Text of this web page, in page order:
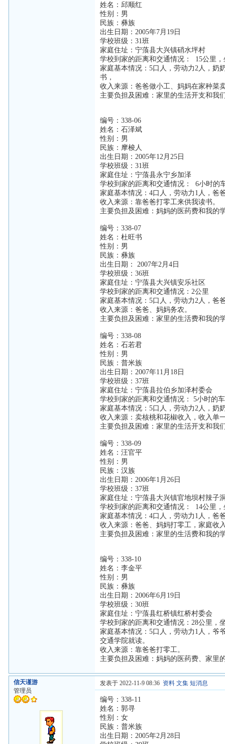
姓名：邱顺红
性别：男
民族：彝族
出生日期：2005年7月19日
学校班级：31班
家庭住址：宁蒗县大兴镇硝水坪村
学校到家的距离和交通情况： 15公里，
家庭基本情况：5口人，劳动力2人，奶
书，
收入来源：爸爸做小工、妈妈在家种菜
主要负担及困难：家里的生活开支和我
编号：338-06
姓名：石泽斌
性别：男
民族：摩梭人
出生日期：2005年12月25日
学校班级：31班
家庭住址：宁蒗县永宁乡加泽
学校到家的距离和交通情况： 6小时的
家庭基本情况：4口人，劳动力1人，爸
收入来源：靠爸爸打零工来供我读书。
主要负担及困难：妈妈的医药费和我的
编号：338-07
姓名：杜旺书
性别：男
民族：彝族
出生日期： 2007年2月4日
学校班级：36班
家庭住址：宁蒗县大兴镇安乐社区
学校到家的距离和交通情况：2公里
家庭基本情况：5口人，劳动力2人，爸
收入来源：爸爸、妈妈务农。
主要负担及困难：家里的生活费和我的
编号：338-08
姓名：石若君
性别：男
民族：普米族
出生日期：2007年11月18日
学校班级：37班
家庭住址：宁蒗县拉伯乡加泽村委会
学校到家的距离和交通情况： 5小时的
家庭基本情况：5口人，劳动力2人，奶
收入来源：卖核桃和花椒收入，收入单
主要负担及困难：家里的生活开支和我
编号：338-09
姓名：汪官平
性别：男
民族：汉族
出生日期：2006年1月26日
学校班级：37班
家庭住址：宁蒗县大兴镇官地坝村辣子
学校到家的距离和交通情况： 14公里，
家庭基本情况：4口人，劳动力1人，爸
收入来源：爸爸、妈妈打零工，家庭收
主要负担及困难：家里的生活费和我的
编号：338-10
姓名：李金平
性别：男
民族：彝族
出生日期：2006年6月19日
学校班级：30班
家庭住址：宁蒗县红桥镇红桥村委会
学校到家的距离和交通情况：28公里，
家庭基本情况：5口人，劳动力1人，爷
交通学院就读。
收入来源：靠爸爸打零工。
主要负担及困难：妈妈的医药费、家里
信天谨游
管理员
发表于 2022-11-9 08:36 资料 文集 短消息
编号：338-11
姓名：郭寻
性别：女
民族：普米族
出生日期：2005年2月28日